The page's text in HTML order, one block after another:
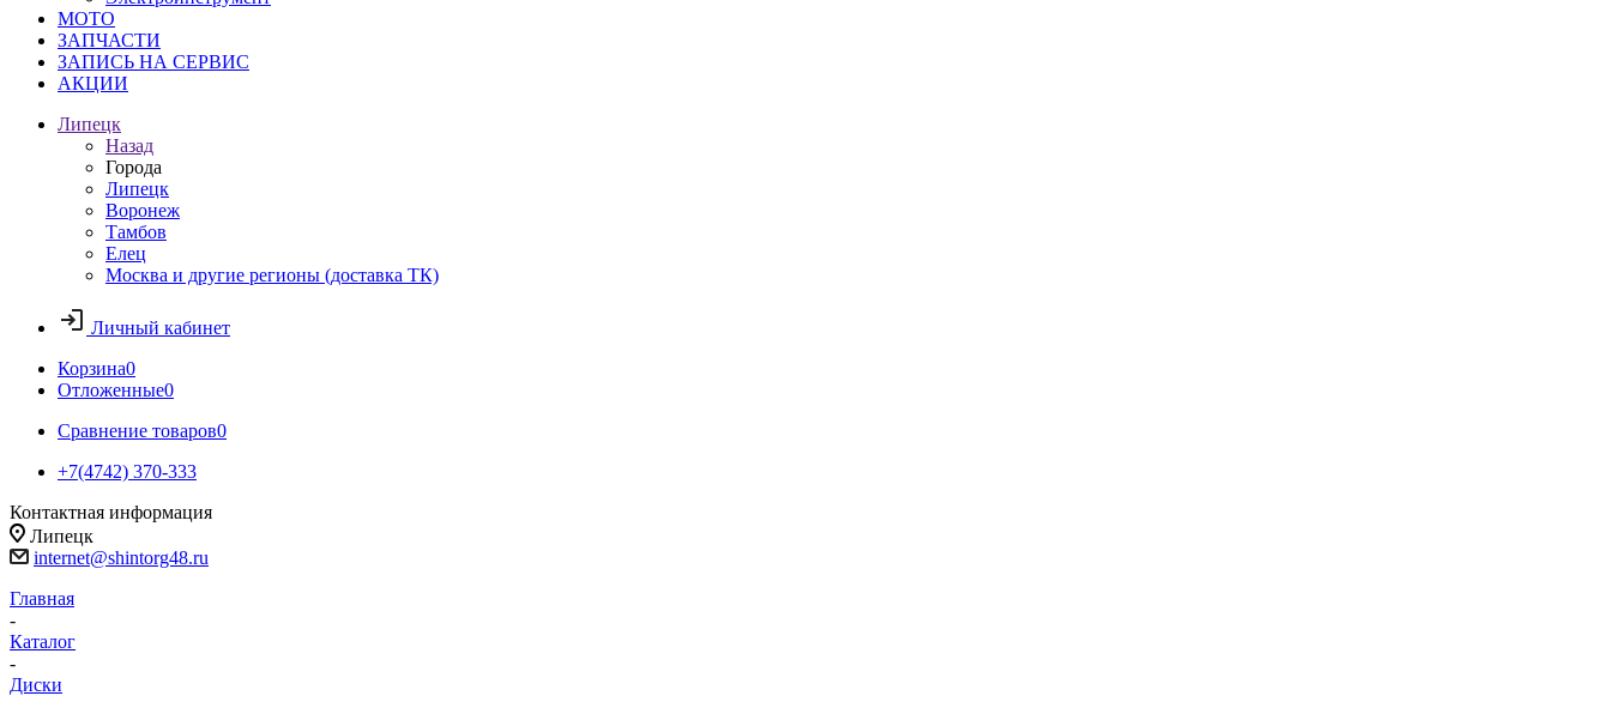
МОТО
ЗАПЧАСТИ
ЗАПИСЬ НА СЕРВИС
АКЦИИ
Липецк
Назад
Города
Липецк
Воронеж
Тамбов
Елец
Москва и другие регионы (доставка ТК)
Личный кабинет
Корзина0
Отложенные0
Сравнение товаров0
+7(4742) 370-333
Контактная информация
Липецк
internet@shintorg48.ru
Главная
-
Каталог
-
Диски